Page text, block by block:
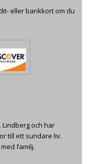
eller bankkort om du
Lindberg och har
till ett sundare liv.
familj.